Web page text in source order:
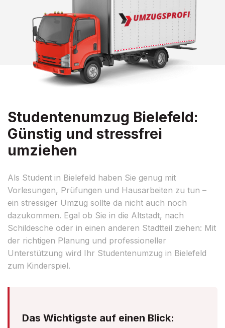
Studentenumzug Bielefeld:
Günstig und stressfrei
umziehen
Als Student in Bielefeld haben Sie genug mit
Vorlesungen, Prüfungen und Hausarbeiten zu tun –
ein stressiger Umzug sollte da nicht auch noch
dazukommen. Egal ob Sie in die Altstadt, nach
Schildesche oder in einen anderen Stadtteil ziehen: Mit
der richtigen Planung und professioneller
Unterstützung wird Ihr Studentenumzug in Bielefeld
zum Kinderspiel.
Das Wichtigste auf einen Blick: